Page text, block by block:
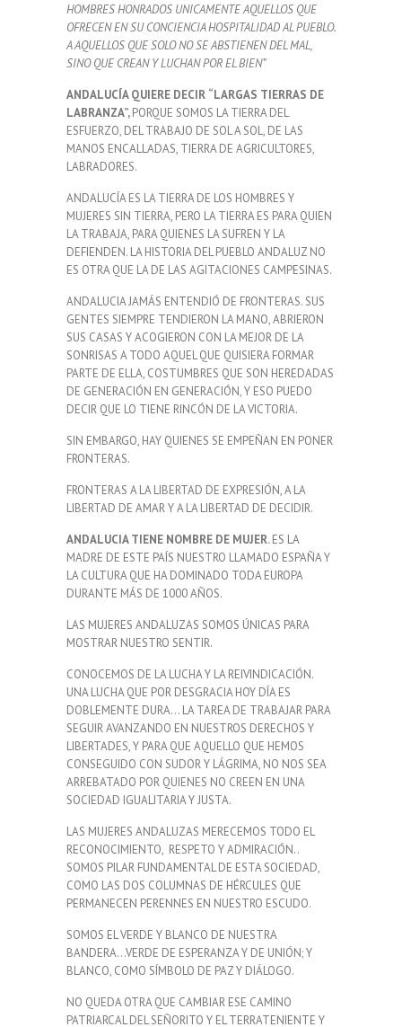
HOMBRES HONRADOS UNICAMENTE AQUELLOS QUE
OFRECEN EN SU CONCIENCIA HOSPITALIDAD AL PUEBLO.
A AQUELLOS QUE SOLO NO SE ABSTIENEN DEL MAL,
SINO QUE CREAN Y LUCHAN POR EL BIEN”
ANDALUCÍA QUIERE DECIR “LARGAS TIERRAS DE
LABRANZA”,PORQUE SOMOS LA TIERRA DEL
ESFUERZO, DEL TRABAJO DE SOL A SOL, DE LAS
MANOS ENCALLADAS, TIERRA DE AGRICULTORES,
LABRADORES.
ANDALUCÍA ES LA TIERRA DE LOS HOMBRES Y
MUJERES SIN TIERRA, PERO LA TIERRA ES PARA QUIEN
LA TRABAJA, PARA QUIENES LA SUFREN Y LA
DEFIENDEN. LA HISTORIA DEL PUEBLO ANDALUZ NO
ES OTRA QUE LA DE LAS AGITACIONES CAMPESINAS.
ANDALUCIA JAMÁS ENTENDIÓ DE FRONTERAS. SUS
GENTES SIEMPRE TENDIERON LA MANO, ABRIERON
SUS CASAS Y ACOGIERON CON LA MEJOR DE LA
SONRISAS A TODO AQUEL QUE QUISIERA FORMAR
PARTE DE ELLA, COSTUMBRES QUE SON HEREDADAS
DE GENERACIÓN EN GENERACIÓN, Y ESO PUEDO
DECIR QUE LO TIENE RINCÓN DE LA VICTORIA.
SIN EMBARGO, HAY QUIENES SE EMPEÑAN EN PONER
FRONTERAS.
FRONTERAS A LA LIBERTAD DE EXPRESIÓN, A LA
LIBERTAD DE AMAR Y A LA LIBERTAD DE DECIDIR.
ANDALUCIA TIENE NOMBRE DE MUJER.ES LA
MADRE DE ESTE PAÍS NUESTRO LLAMADO ESPAÑA Y
LA CULTURA QUE HA DOMINADO TODA EUROPA
DURANTE MÁS DE 1000 AÑOS.
LAS MUJERES ANDALUZAS SOMOS ÚNICAS PARA
MOSTRAR NUESTRO SENTIR.
CONOCEMOS DE LA LUCHA Y LA REIVINDICACIÓN.
UNA LUCHA QUE POR DESGRACIA HOY DÍA ES
DOBLEMENTE DURA… LA TAREA DE TRABAJAR PARA
SEGUIR AVANZANDO EN NUESTROS DERECHOS Y
LIBERTADES, Y PARA QUE AQUELLO QUE HEMOS
CONSEGUIDO CON SUDOR Y LÁGRIMA, NO NOS SEA
ARREBATADO POR QUIENES NO CREEN EN UNA
SOCIEDAD IGUALITARIA Y JUSTA.
LAS MUJERES ANDALUZAS MERECEMOS TODO EL
RECONOCIMIENTO, RESPETO Y ADMIRACIÓN..
SOMOS PILAR FUNDAMENTAL DE ESTA SOCIEDAD,
COMO LAS DOS COLUMNAS DE HÉRCULES QUE
PERMANECEN PERENNES EN NUESTRO ESCUDO.
SOMOS EL VERDE Y BLANCO DE NUESTRA
BANDERA…VERDE DE ESPERANZA Y DE UNIÓN; Y
BLANCO, COMO SÍMBOLO DE PAZ Y DIÁLOGO.
NO QUEDA OTRA QUE CAMBIAR ESE CAMINO
PATRIARCAL DEL SEÑORITO Y EL TERRATENIENTE Y